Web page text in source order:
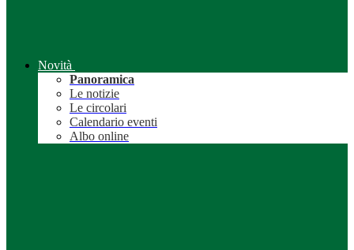
Novità
Panoramica
Le notizie
Le circolari
Calendario eventi
Albo online